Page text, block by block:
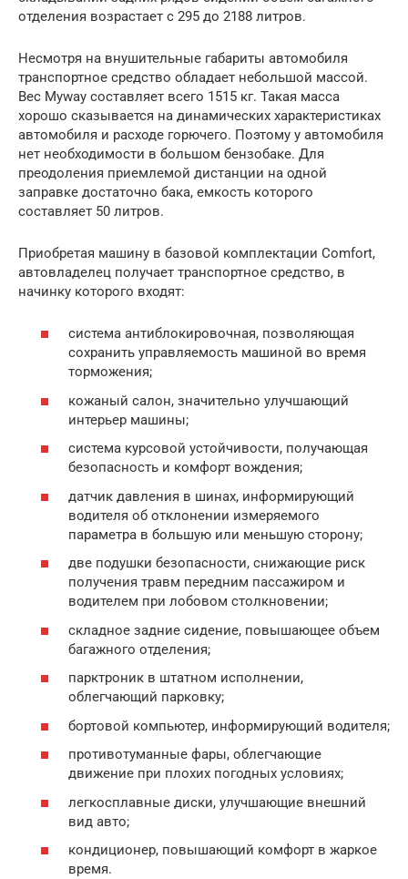
отделения возрастает с 295 до 2188 литров.
Несмотря на внушительные габариты автомобиля
транспортное средство обладает небольшой массой.
Вес Myway составляет всего 1515 кг. Такая масса
хорошо сказывается на динамических характеристиках
автомобиля и расходе горючего. Поэтому у автомобиля
нет необходимости в большом бензобаке. Для
преодоления приемлемой дистанции на одной
заправке достаточно бака, емкость которого
составляет 50 литров.
Приобретая машину в базовой комплектации Comfort,
автовладелец получает транспортное средство, в
начинку которого входят:
система антиблокировочная, позволяющая
сохранить управляемость машиной во время
торможения;
кожаный салон, значительно улучшающий
интерьер машины;
система курсовой устойчивости, получающая
безопасность и комфорт вождения;
датчик давления в шинах, информирующий
водителя об отклонении измеряемого
параметра в большую или меньшую сторону;
две подушки безопасности, снижающие риск
получения травм передним пассажиром и
водителем при лобовом столкновении;
складное задние сидение, повышающее объем
багажного отделения;
парктроник в штатном исполнении,
облегчающий парковку;
бортовой компьютер, информирующий водителя;
противотуманные фары, облегчающие
движение при плохих погодных условиях;
легкосплавные диски, улучшающие внешний
вид авто;
кондиционер, повышающий комфорт в жаркое
время.